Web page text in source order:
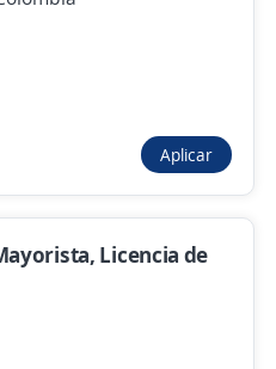
Experiencia en Aplicar
Licencia de